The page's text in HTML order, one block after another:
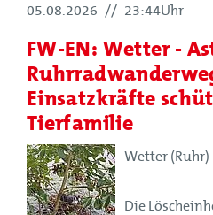
05.08.2026 // 23:44Uhr
FW-EN: Wetter -
Einsatzkräfte
Tierfamilie
Wetter (Ruhr)
Die